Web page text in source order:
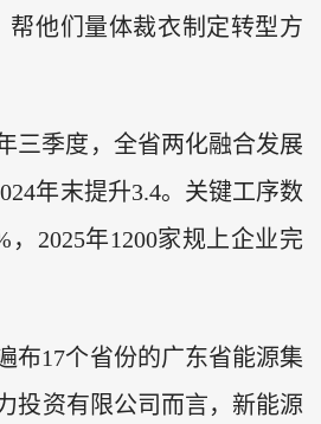
帮他们量体裁衣制定转型方
季度，全省两化融合发展
年末提升3.4。关键工序数
，2025年1200家规上企业完
17个省份的广东省能源集
投资有限公司而言，新能源